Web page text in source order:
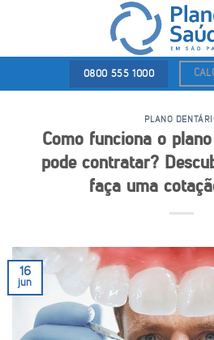
0800 555 1000
PLANO
Como funciona o
pode contratar?
faça uma
16
jun